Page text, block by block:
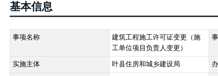
基本信息
事项名称
建筑工程施工许可证变更（施
工单位项目负责人变更）
实施主体 叶县住房和城乡建设局